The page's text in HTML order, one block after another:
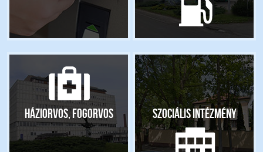
Háziorvos, fogorvos Szociális intézmény